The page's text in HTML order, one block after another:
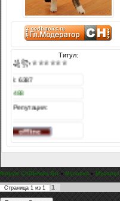
Титул:
♕♕♕♕♕♕꧁꧂♕♕♕♕♕♕
Сообщений: 6387
Форум CoDHacks.Ru » Мусорка » Мусорка
Страница 1 из 1 1